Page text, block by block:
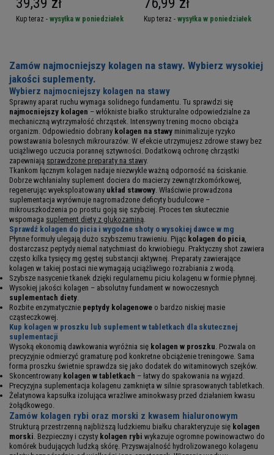
Kup teraz - wysyłka w poniedziałek Kup teraz - wysyłka w poniedziałek
Zamów najmocniejszy kolagen na stawy. Wybierz wysokiej
jakości suplementy.
Wybierz najmocniejszy kolagen na stawy
Sprawny aparat ruchu wymaga solidnego fundamentu. Tu sprawdzi się
najmocniejszy kolagen – włókniste białko strukturalne odpowiedzialne za
mechaniczną wytrzymałość chrząstek. Intensywny trening mocno obciąża
organizm. Odpowiednio dobrany kolagen na stawy minimalizuje ryzyko
powstawania bolesnych mikrourazów. W efekcie utrzymujesz zdrowe stawy bez
uciążliwego uczucia porannej sztywności. Dodatkową ochronę chrząstki
zapewniają sprawdzone preparaty na stawy.
Tkankom łącznym kolagen nadaje niezwykle ważną odporność na ściskanie.
Dobrze wchłanialny suplement dociera do macierzy zewnątrzkomórkowej,
regenerując wyeksploatowany układ stawowy . Właściwie prowadzona
suplementacja wyrównuje nagromadzone deficyty budulcowe –
mikrouszkodzenia po prostu goją się szybciej. Proces ten skutecznie
wspomaga suplement diety z glukozaminą
Sprawdź kolagen do picia i wygodne shoty o wysokiej dawce w mg
Płynne formuły ulegają dużo szybszemu trawieniu. Pijąc kolagen do picia
dostarczasz peptydy niemal natychmiast do krwiobiegu. Praktyczny shot zawiera
często kilka tysięcy mg gęstej substancji aktywnej. Preparaty zawierające
kolagen w takiej postaci nie wymagają uciążliwego rozrabiania z wodą.
Szybsze nasycenie tkanek dzięki regularnemu piciu kolagenu w formie płynnej.
Wysokiej jakości kolagen – absolutny fundament w nowoczesnych
suplementach diety
Rozbite enzymatycznie peptydy kolagenowe o bardzo niskiej masie
cząsteczkowej.
Kup kolagen w proszku lub suplement w tabletkach dla skutecznej
suplementacji
Wysoką ekonomią dawkowania wyróżnia się kolagen w proszku . Pozwala on
precyzyjnie odmierzyć gramaturę pod konkretne obciążenie treningowe. Sama
forma proszku świetnie sprawdza się jako dodatek do witaminowych szejków.
Skoncentrowany kolagen w tabletkach – łatwy do spakowania na wyjazd.
Precyzyjna suplementacja kolagenu zamknięta w silnie sprasowanych tabletkach.
Żelatynowa kapsułka izolująca wrażliwe aminokwasy przed działaniem kwasu
żołądkowego.
Zamów kolagen rybi oraz morski z kwasem hialuronowym
Strukturą przestrzenną najbliższą ludzkiemu białku charakteryzuje się kolagen
morski . Bezpieczny i czysty kolagen rybi wykazuje ogromne powinowactwo do
komórek budujących ludzką skórę. Przyswajalność hydrolizowanego kolagenu